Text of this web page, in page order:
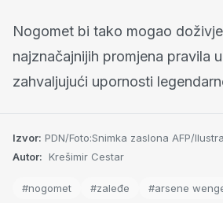
Nogomet bi tako mogao
najznačajnijih promjena pravila
zahvaljujući upornosti
Izvor: PDN/Foto:Snimka zaslona AFP/
Autor: Krešimir Cestar
#nogomet #zaleđe #arsene